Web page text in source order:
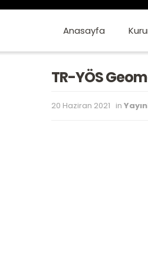
Anasayfa
TR-YÖS
20 Haziran 2021 in